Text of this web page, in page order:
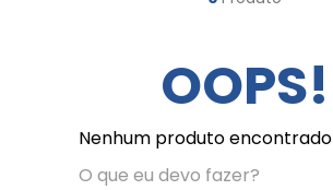
OOPS!
Nenhum produto encontrado
O que eu devo fazer?